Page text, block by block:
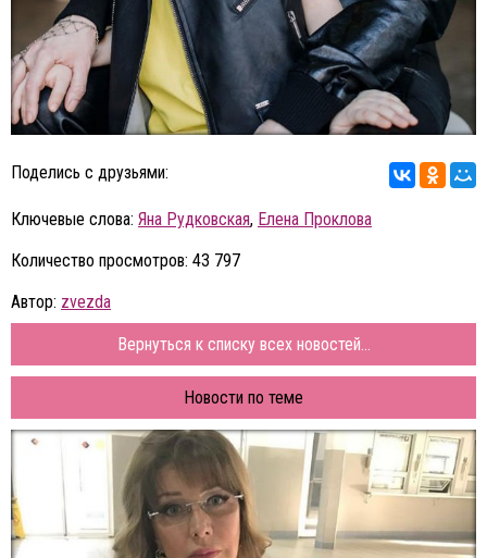
Поделись с друзьями:
Ключевые слова: Яна Рудковская, Елена Проклова
Количество просмотров: 43 797
Автор: zvezda
Вернуться к списку всех новостей...
Новости по теме